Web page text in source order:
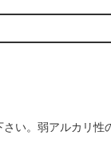
い。弱アルカリ